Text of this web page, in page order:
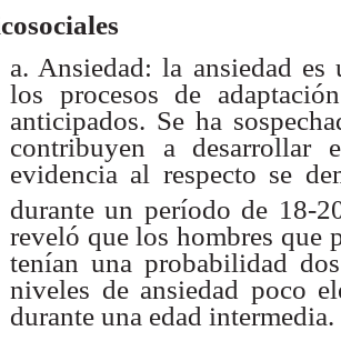
a. Ansiedad: la ansiedad es
los procesos de
anticipados. Se ha
contribuyen a
desarrollar
evidencia al respecto se
durante un período de 18-
reveló que los hombres que
tenían una probabilidad
niveles de ansiedad poco
durante una edad intermedia.